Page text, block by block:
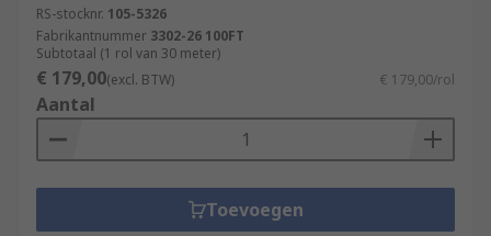
RS-stocknr. 105-5326
Fabrikantnummer 3302-26 100FT
Subtotaal (1 rol van 30 meter)
€ 179,00(excl. BTW) € 179,00/rol
Aantal
Toevoegen